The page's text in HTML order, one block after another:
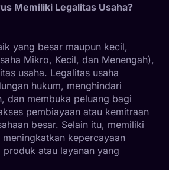
Memiliki Legalitas Usaha?
yang besar maupun kecil,
Mikro, Kecil, dan Menengah),
usaha. Legalitas usaha
hukum, menghindari
dan membuka peluang bagi
pembiayaan atau kemitraan
besar. Selain itu, memiliki
kepercayaan
atau layanan yang